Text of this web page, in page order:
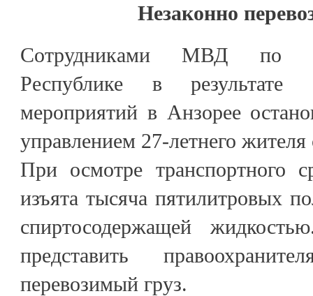
Незаконно
Сотрудниками МВД по
Республике в результате
мероприятий в Анзорее
управлением 27-летнего
При осмотре транспортного
изъята тысяча пятилитровых
спиртосодержащей
представить
перевозимый груз.